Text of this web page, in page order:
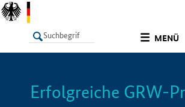
MENÜ
LISTE
Erfolgreiche GRW-